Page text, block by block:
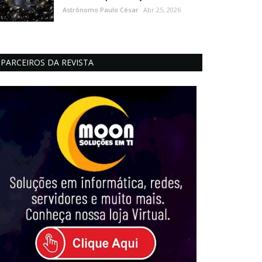
Astrônomo Paulo César Abr 25, 2026
PARCEIROS DA REVISTA